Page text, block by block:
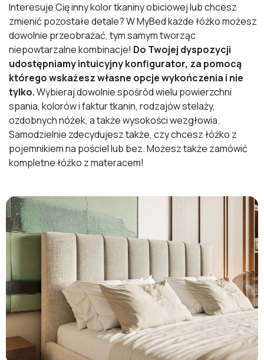
Interesuje Cię inny kolor tkaniny obiciowej lub chcesz
zmienić pozostałe detale? W MyBed każde łóżko możesz
dowolnie przeobrażać, tym samym tworząc
niepowtarzalne kombinacje! Do Twojej dyspozycji
udostępniamy intuicyjny konfigurator, za pomocą
którego wskażesz własne opcje wykończenia i nie
tylko.Wybieraj dowolnie spośród wielu powierzchni
spania, kolorów i faktur tkanin, rodzajów stelaży,
ozdobnych nóżek, a także wysokości wezgłowia.
Samodzielnie zdecydujesz także, czy chcesz łóżko z
pojemnikiem na pościel lub bez. Możesz także zamówić
kompletne łóżko z materacem!